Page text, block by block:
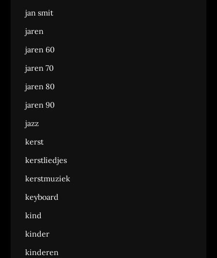
jan smit
jaren
jaren 60
jaren 70
jaren 80
jaren 90
jazz
kerst
kerstliedjes
kerstmuziek
keyboard
kind
kinder
kinderen